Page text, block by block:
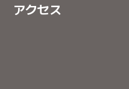
アクセス